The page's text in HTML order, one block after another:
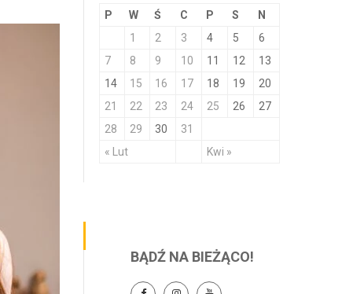
P W Ś C P S N
« Lut Kwi »
1 2 3 4 5
6
7
8 9 10 11 12
13
14
15 16 17 18 19
20
21
22 23 24 25 26
27
28
29 30 31
BĄDŹ NA BIEŻĄCO!